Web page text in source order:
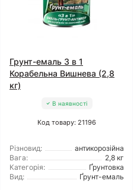
Грунт-емаль 3 в 1
Корабельна Вишнева (2,8
кг)
В наявності
Код товару: 21196
Різновид:
антикорозійна
Вага:
2,8 кг
Категорія:
Ґрунтовка
Вид:
Ґрунт-емаль